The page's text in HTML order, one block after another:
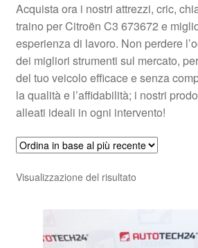
Acquista ora i nostri attrezzi, cric,
traino per Citroën C3 673672 e
esperienza di lavoro. Non perdere
dei migliori strumenti sul mercato,
del tuo veicolo efficace e senza
la qualità e l’affidabilità; i nostri
alleati ideali in ogni intervento!
Visualizzazione del risultato